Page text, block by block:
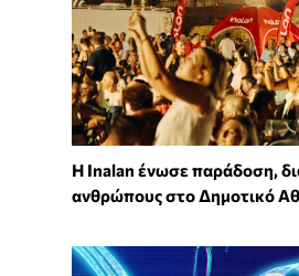
Η Inalan ένωσε παράδοση,
ανθρώπους στο Δημοτικό